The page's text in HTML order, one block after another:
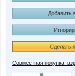
Добавить
Сделать
Совместная покупка: